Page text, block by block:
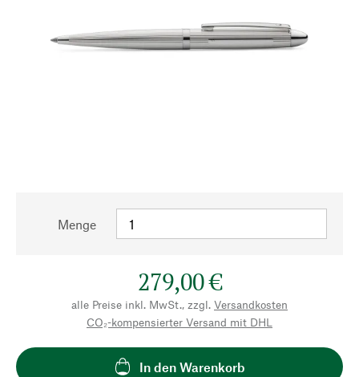
Menge
279,00 €
alle Preise inkl. MwSt., zzgl. Versandkosten
CO₂-kompensierter Versand mit DHL
In den Warenkorb